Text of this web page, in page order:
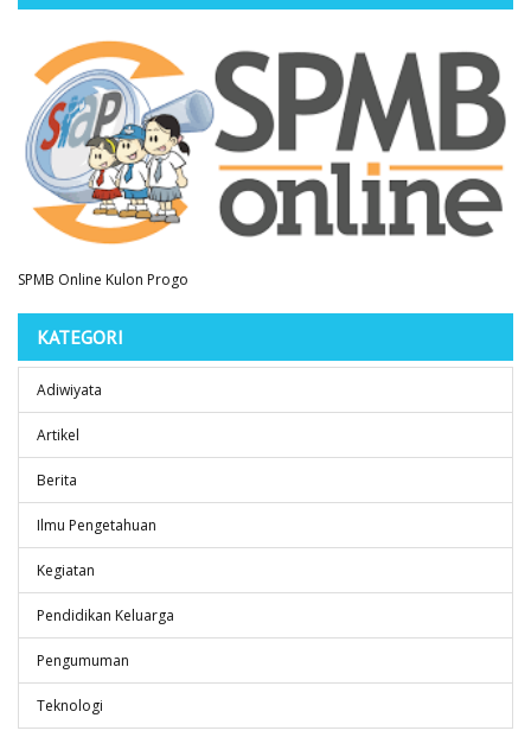
SPMB Online Kulon Progo
KATEGORI
Adiwiyata
Artikel
Berita
Ilmu Pengetahuan
Kegiatan
Pendidikan Keluarga
Pengumuman
Teknologi